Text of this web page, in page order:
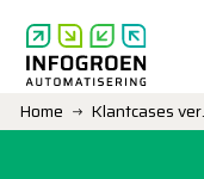
Home Klantcases verzamelpagina